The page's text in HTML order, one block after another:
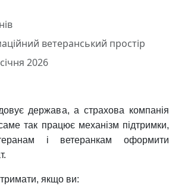
ветеранський простір
2026
держава, а страхова компанія
так працює механізм підтримки,
і ветеранкам оформити
якщо ви: